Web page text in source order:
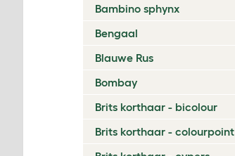
Bambino sphynx
Bengaal
Blauwe Rus
Bombay
Brits korthaar - bicolour
Brits korthaar - colourpoint